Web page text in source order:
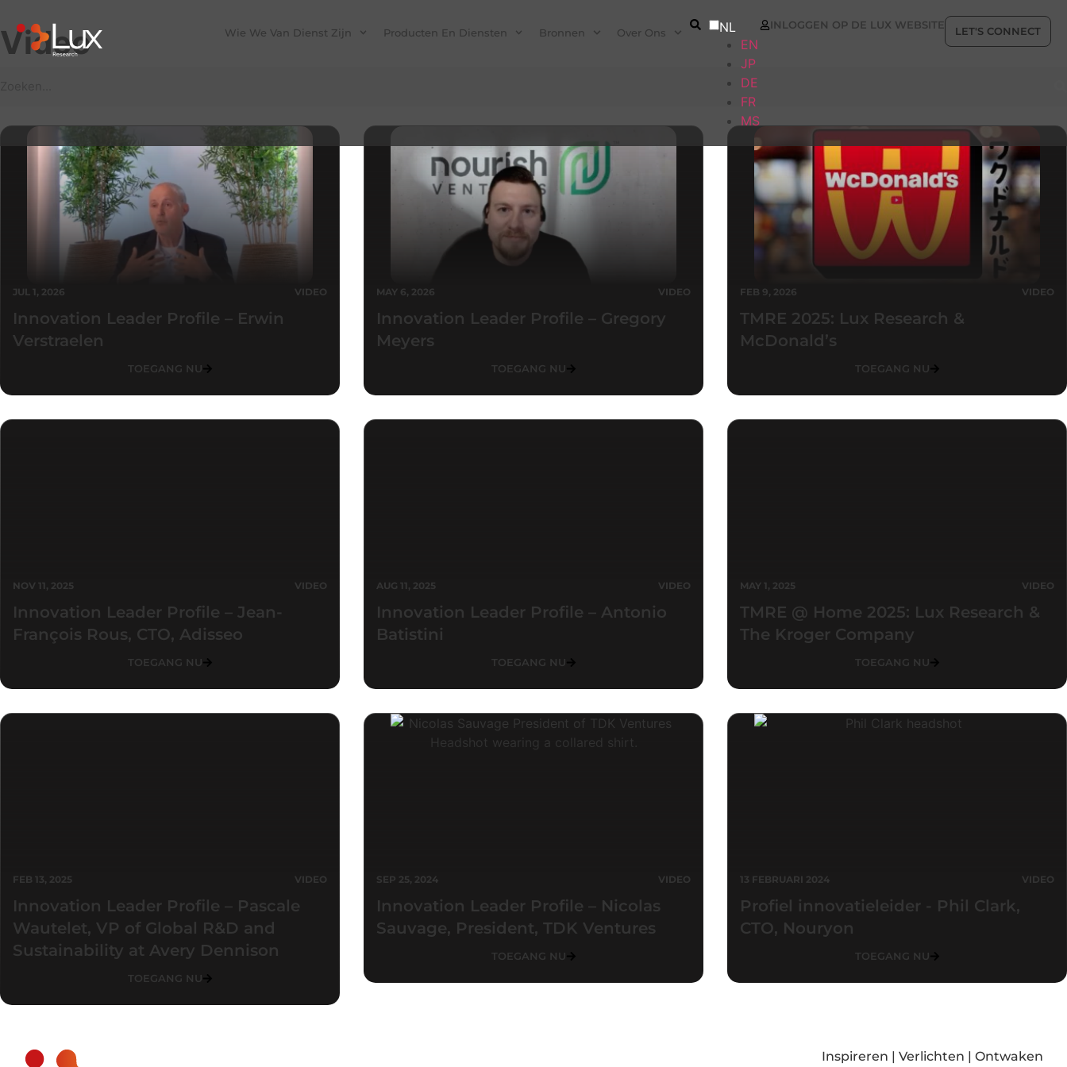
Wie We Van Dienst Zijn Producten En Diensten Bronnen Over Ons
NL
EN
JP
DE
FR
MS
INLOGGEN OP DE LUX WEBSITE
LET'S CONNECT
Video
JUL 1, 2026 VIDEO
Innovation Leader Profile – Erwin
Verstraelen
TOEGANG NU
MAY 6, 2026 VIDEO
Innovation Leader Profile – Gregory
Meyers
TOEGANG NU
FEB 9, 2026 VIDEO
TMRE 2025: Lux Research &
McDonald’s
TOEGANG NU
NOV 11, 2025 VIDEO
Innovation Leader Profile – Jean-
François Rous, CTO, Adisseo
TOEGANG NU
AUG 11, 2025 VIDEO
Innovation Leader Profile – Antonio
Batistini
TOEGANG NU
MAY 1, 2025 VIDEO
TMRE @ Home 2025: Lux Research &
The Kroger Company
TOEGANG NU
FEB 13, 2025 VIDEO
Innovation Leader Profile – Pascale
Wautelet, VP of Global R&D and
Sustainability at Avery Dennison
TOEGANG NU
SEP 25, 2024 VIDEO
Innovation Leader Profile – Nicolas
Sauvage, President, TDK Ventures
TOEGANG NU
13 FEBRUARI 2024 VIDEO
Profiel innovatieleider - Phil Clark,
CTO, Nouryon
TOEGANG NU
Inspireren | Verlichten | Ontwaken